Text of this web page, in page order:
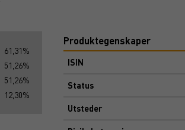
61,31%
51,26%
51,26%
12,30%
Produktegenskaper
ISIN
Status
Utsteder